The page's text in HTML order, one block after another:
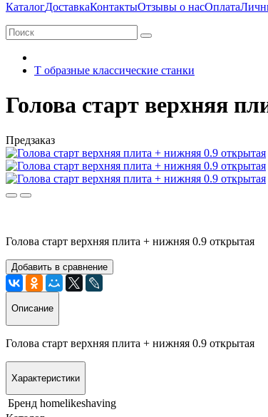
КаталогДоставкаКонтактыОтзывы о насОплата
Т образные классические станки
Голова старт верхняя
Предзаказ
Голова старт верхняя плита + нижняя 0.9 открытая
Добавить в сравнение
Описание
Голова старт верхняя плита + нижняя 0.9 открытая
Характеристики
Бренд homelikeshaving